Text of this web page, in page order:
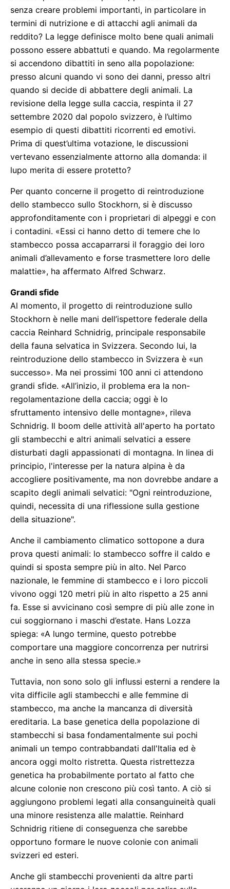
senza creare problemi importanti, in particolare in
termini di nutrizione e di attacchi agli animali da
reddito? La legge definisce molto bene quali animali
possono essere abbattuti e quando. Ma regolarmente
si accendono dibattiti in seno alla popolazione:
presso alcuni quando vi sono dei danni, presso altri
quando si decide di abbattere degli animali. La
revisione della legge sulla caccia, respinta il 27
settembre 2020 dal popolo svizzero, è l’ultimo
esempio di questi dibattiti ricorrenti ed emotivi.
Prima di quest’ultima votazione, le discussioni
vertevano essenzialmente attorno alla domanda: il
lupo merita di essere protetto?
Per quanto concerne il progetto di reintroduzione
dello stambecco sullo Stockhorn, si è discusso
approfonditamente con i proprietari di alpeggi e con
i contadini. «Essi ci hanno detto di temere che lo
stambecco possa accaparrarsi il foraggio dei loro
animali d’allevamento e forse trasmettere loro delle
malattie», ha affermato Alfred Schwarz.
Grandi sfide
Al momento, il progetto di reintroduzione sullo
Stockhorn è nelle mani dell’ispettore federale della
caccia Reinhard Schnidrig, principale responsabile
della fauna selvatica in Svizzera. Secondo lui, la
reintroduzione dello stambecco in Svizzera è «un
successo». Ma nei prossimi 100 anni ci attendono
grandi sfide. «All’inizio, il problema era la non-
regolamentazione della caccia; oggi è lo
sfruttamento intensivo delle montagne», rileva
Schnidrig. Il boom delle attività all'aperto ha portato
gli stambecchi e altri animali selvatici a essere
disturbati dagli appassionati di montagna. In linea di
principio, l'interesse per la natura alpina è da
accogliere positivamente, ma non dovrebbe andare a
scapito degli animali selvatici: "Ogni reintroduzione,
quindi, necessita di una riflessione sulla gestione
della situazione".
Anche il cambiamento climatico sottopone a dura
prova questi animali: lo stambecco soffre il caldo e
quindi si sposta sempre più in alto. Nel Parco
nazionale, le femmine di stambecco e i loro piccoli
vivono oggi 120 metri più in alto rispetto a 25 anni
fa. Esse si avvicinano così sempre di più alle zone in
cui soggiornano i maschi d’estate. Hans Lozza
spiega: «A lungo termine, questo potrebbe
comportare una maggiore concorrenza per nutrirsi
anche in seno alla stessa specie.»
Tuttavia, non sono solo gli influssi esterni a rendere la
vita difficile agli stambecchi e alle femmine di
stambecco, ma anche la mancanza di diversità
ereditaria. La base genetica della popolazione di
stambecchi si basa fondamentalmente sui pochi
animali un tempo contrabbandati dall'Italia ed è
ancora oggi molto ristretta. Questa ristrettezza
genetica ha probabilmente portato al fatto che
alcune colonie non crescono più così tanto. A ciò si
aggiungono problemi legati alla consanguineità quali
una minore resistenza alle malattie. Reinhard
Schnidrig ritiene di conseguenza che sarebbe
opportuno formare le nuove colonie con animali
svizzeri ed esteri.
Anche gli stambecchi provenienti da altre parti